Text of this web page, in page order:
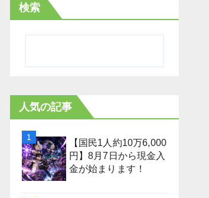
検索
人気の記事
【国民1人約10万6,000
円】8月7日から現金入
金が始まります！